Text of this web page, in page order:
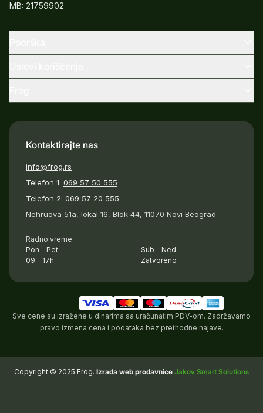
MB: 21759902
Kontaktirajte nas
info@frog.rs
Telefon 1: 069 57 50 555
Telefon 2: 069 57 20 555
Nehruova 51a, lokal 16, Blok 44, 11070 Novi Beograd
Radno vreme
Pon - Pet
09 - 17h
Sub - Ned
Zatvoreno
Sve cene su izražene u dinarima sa uračunatim PDV-om. Zadržavamo
pravo izmena cena i podataka bez prethodne najave.
Copyright © 2025 Frog. Izrada web prodavnice Jakov Smart Solutions